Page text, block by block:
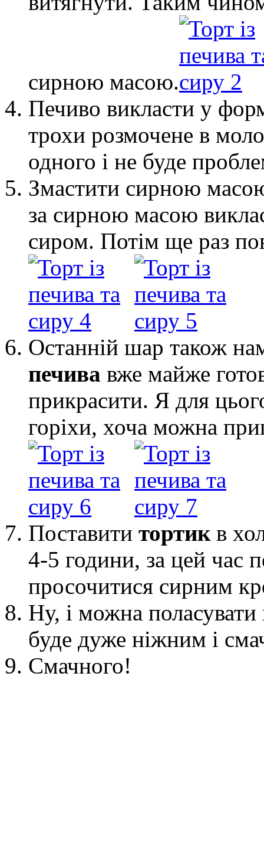
сирною масою.
Печиво викласти у
трохи розмочене в
одного і не буде
Змастити сирною
за сирною масою
сиром. Потім ще раз
Останній шар також
печива вже майже
прикрасити. Я для
горіхи, хоча можна
Поставити тортикв
4-5 години, за цей час
просочитися сирним
Ну, і можна
буде дуже ніжним і
Смачного!